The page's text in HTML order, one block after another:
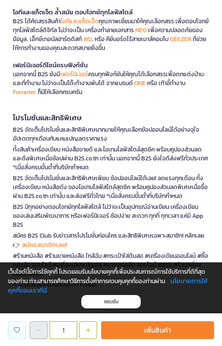
เพิ่มสินค้า
ไอทีและแก็ดเจ็ต ล้ำสมัย ตอบโจทย์ทุกไลฟ์สไตล์
B2S ได้คัดสรรสินค้าไอทีและแก็ดเจ็ตคุณภาพเยี่ยมมาให้คุณเลือกสรร เพื่อตอบโจทย์
ทุกไลฟ์สไตล์ดิจิทัล ไม่ว่าจะเป็น เครื่องทำลายเอกสารNEOเพื่อความปลอดภัยของ
ข้อมูล, เอ็กซ์เทอนัลฮาร์ดดิสก์WD, หรือ คีย์บอร์ดไร้สายเมาส์คอมโบGEEZERที่ช่วย
ให้การทำงานของคุณสะดวกสบายยิ่งขึ้น
เฟอร์นิเจอร์ดีไซน์ครบฟังก์ชั่น
นอกจากนี้ B2S ยังมีเฟอร์นิเจอร์ครบทุกฟังก์ชันให้คุณได้เลือกสรรเพื่อตกแต่งบ้าน
และที่ทำงาน ไม่ว่าจะเป็นโต๊ะทำงานพับได้ จากแบรนด์ONEหรือ เก้าอี้ทำงาน
Furradecก็มีให้เลือกครบครัน
โปรโมชั่นและสิทธิพิเศษ
B2S จัดเต็มโปรโมชั่นและสิทธิพิเศษมากมายให้คุณเลือกช้อปออนไลน์ได้อย่างจุใจ
อัปเดตทุกเดือนกับแคมเปญลดราคาแรง
ทั้งสินค้าเครื่องเขียน หนังสือขายดี และไอเทมไลฟ์สไตล์สุดชิค พร้อมคูปองส่วนลด
และดีลพิเศษเมื่อช้อปผ่าน B2S.co.th เท่านั้น นอกจากนี้ B2S ยังใจดีส่งฟรีทั่วประเทศ
*เมื่อสั่งครบขั้นต่ำที่บริษัทกำหนด
B2S จัดเต็มโปรโมชั่นและสิทธิพิเศษเพียบ ช้อปออนไลน์ได้เลย! ลดแรงทุกเดือน ทั้ง
เครื่องเขียน หนังสือดัง ของไอเทมไลฟ์สไตล์สุดชิค พร้อมคูปองส่วนลดพิเศษเมื่อซื้อ
ผ่าน B2S.co.th เท่านั้น และส่งฟรีทั่วไทย *เมื่อสั่งครบขั้นต่ำที่บริษัทกำหนด
B2S มีทุกอย่างตอบโจทย์ทุกไลฟ์สไตล์ ไม่ว่าจะเป็นอุปกรณ์อ่านเขียน เครื่องเขียน
ของเล่นเสริมพัฒนาการ หรือเฟอร์นิเจอร์ ช้อปง่าย สะดวก ทุกที่ ทุกเวลา แค่มี App
B2S
สมัคร B2S Club รับข่าวสารโปรโมชั่นก่อนใคร และสิทธิพิเศษเฉพาะสมาชิก! คลิกเลย
👉 สมัครสมาชิกเลย!
#ร้านหนังสือ #ร้านขายหนังสือ ใกล้ฉัน #กระเป๋าใส่ดินสอ #เครื่องเขียนออนไลน์ #ซื้อ
หนังสือ ออนไลน์ #เครื่องเขียน บีทูเอส #ขาย หนังสือ ออนไลน์ #B2S #ร้านเครื่อง
เขียนใกล้ฉัน
*เงื่อนไขเป็นไปตามที่บริษัทฯ กำหนด
is a company operating under
เว็บไซต์นี้มีการใช้คุกกี้ โปรดยอมรับนโยบายคุกกี้เพื่อประสบการณ์การใช้บริการที่ดีที่สุด
ของท่าน ท่านสามารถศึกษาวิธีการตั้งค่าการควบคุมคุกกี้ของท่านผ่าน
นโยบายการใช้
คุกกี้ของเราที่นี่
ยอมรับ